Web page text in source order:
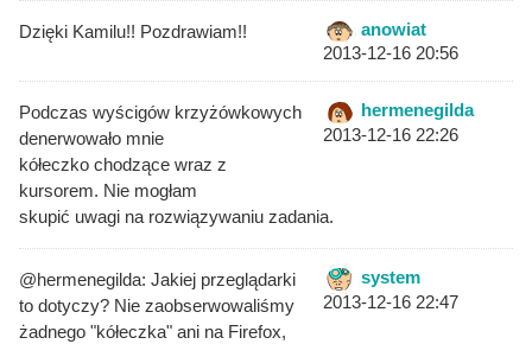
anowiat
2013-12-16 20:56
Dzięki Kamilu!! Pozdrawiam!!
hermenegilda
2013-12-16 22:26
Podczas wyścigów krzyżówkowych
denerwowało mnie
kółeczko chodzące wraz z
kursorem. Nie mogłam
skupić uwagi na rozwiązywaniu zadania.
system
2013-12-16 22:47
@hermenegilda: Jakiej przeglądarki
to dotyczy? Nie zaobserwowaliśmy
żadnego "kółeczka" ani na Firefox,